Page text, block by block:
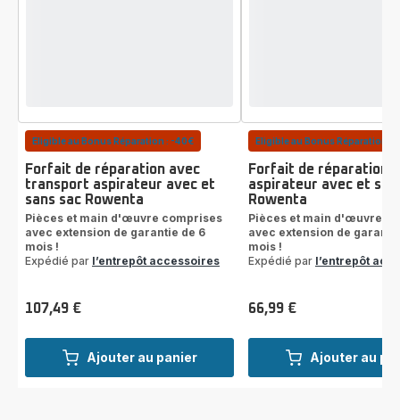
Ajouter au panier
Eligible au Bonus Réparation : -40€
Forfait de réparation avec
transport aspirateur avec et
sans sac Rowenta
Pièces et main d'œuvre comprises
avec extension de garantie de 6
mois !
Expédié par l’entrepôt accessoires
Prix
107,49 €
Ajouter au
Eligible au Bonus Réparation :
Forfait de réparation
aspirateur avec et
Rowenta
Pièces et main d'œuvre
avec extension de
mois !
Expédié par l’entrepôt
Prix
66,99 €